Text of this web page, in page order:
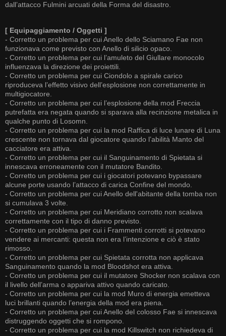
dall’attacco Fulmini arcuati della Forma del disastro.
[ Equipaggiamento / Oggetti ]
- Corretto un problema per cui Anello dello Sciamano Fae non
funzionava come previsto con Anello di silicio opaco.
- Corretto un problema per cui l’amuleto del Giullare monocolo
influenzava la direzione dei proiettili.
- Corretto un problema per cui Ciondolo a spirale carico
riproduceva l’effetto visivo dell’esplosione non correttamente in
multigiocatore.
- Corretto un problema per cui l’esplosione della mod Freccia
putrefatta era negata quando si sparava alla recinzione metalica in
qualche punto di Losomn.
- Corretto un problema per cui la mod Raffica di luce lunare di Luna
crescente non tornava dal giocatore quando l’abilità Manto del
cacciatore era attiva.
- Corretto un problema per cui il Sanguinamento di Spietata si
innescava erroneamente con il mutatore Bandito.
- Corretto un problema per cui i giocatori potevano bypassare
alcune porte usando l’attacco di carica Confine del mondo.
- Corretto un problema per cui Anello dell'abitante della tomba non
si cumulava 3 volte.
- Corretto un problema per cui Meridiano corrotto non scalava
correttamente con il tipo di danno previsto.
- Corretto un problema per cui i Frammenti corrotti si potevano
vendere ai mercanti: questa non era l’intenzione e ciò è stato
rimosso.
- Corretto un problema per cui Spietata corrotta non applicava
Sanguinamento quando la mod Bloodshot era attiva.
- Corretto un problema per cui il mutatore Shocker non scalava con
il livello dell’arma o appariva attivo quando caricato.
- Corretto un problema per cui la mod Muro di energia emetteva
luci brillanti quando l’energia della mod era piena.
- Corretto un problema per cui Anello del colosso Fae si innescava
distruggendo oggetti che si rompono.
- Corretto un problema per cui la mod Killswitch non richiedeva di